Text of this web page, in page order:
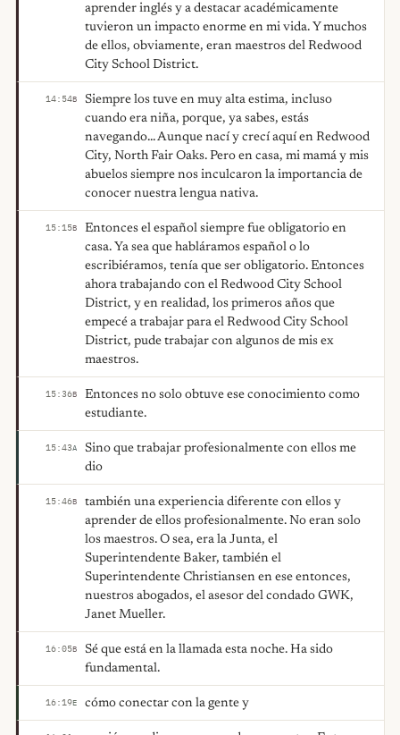
aprender inglés y a destacar académicamente
tuvieron un impacto enorme en mi vida. Y muchos
de ellos, obviamente, eran maestros del Redwood
City School District.
14:54B
Siempre los tuve en muy alta estima, incluso
cuando era niña, porque, ya sabes, estás
navegando... Aunque nací y crecí aquí en Redwood
City, North Fair Oaks. Pero en casa, mi mamá y mis
abuelos siempre nos inculcaron la importancia de
conocer nuestra lengua nativa.
15:15B
Entonces el español siempre fue obligatorio en
casa. Ya sea que habláramos español o lo
escribiéramos, tenía que ser obligatorio. Entonces
ahora trabajando con el Redwood City School
District, y en realidad, los primeros años que
empecé a trabajar para el Redwood City School
District, pude trabajar con algunos de mis ex
maestros.
15:36B
Entonces no solo obtuve ese conocimiento como
estudiante.
15:43A
Sino que trabajar profesionalmente con ellos me
dio
15:46B
también una experiencia diferente con ellos y
aprender de ellos profesionalmente. No eran solo
los maestros. O sea, era la Junta, el
Superintendente Baker, también el
Superintendente Christiansen en ese entonces,
nuestros abogados, el asesor del condado GWK,
Janet Mueller.
16:05B
Sé que está en la llamada esta noche. Ha sido
fundamental.
16:19E cómo conectar con la gente y